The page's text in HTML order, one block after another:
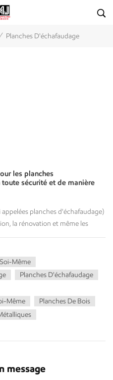
Planches D'échafaudage
les planches
sécurité et de manière
d'échafaudage, supports, visProcessus - Poncer et teindre les planches d'échafaudage. - Fixer les supports au mur. - Fixez les planches aux supports pour créer une étagère rustique. 2. Table basse en planches d'échafaudageMatériaux - 4 planches d'échafaudage, pieds en épingle à cheveux, colle à boisProcessus - Collez les planches ensemble par paires, côte à côte. - Poncer pour lisser et appliquer le vernis. - Fixez les pieds en métal pour un style industriel. 3. Terrasse de jardin en planches d'échafaudageMatériaux - Un certain nombre de planches d'échafaudage, de solives, de vis. Processus - Solives comme base. - Visser les planches sur les planches en laissant de petits espaces pour le drainage. - Traiter avec un produit de préservation du bois extérieur. 4. Établi en planches d'échafaudageMatériaux - 2 ou 3 planches d'échafaudage, 2 ou plusieurs chevalets ou un cadre métallique.Processus - Si vous utilisez des chevalets, fixez les planches d'échafaudage sur les chevalets pour créer un établi temporaire. - Fixez un étau ou des crochets pour suspendre les outils. Entretien et traitement des planches d'échafaudage Quel que soit le type de planches d'échafaudage que vous utilisez (bois, métal ou composite), un bon entretien est essentiel pour garantir sécurité, longévité et performance. Voici quelques conseils pour entretenir vos planches d'échafaudage. 1. Planches d'échafaudage en bois Considérations relatives à la maintenanceInspections régulières - recherchez :Fissures, fentes ou déformationsPourriture, moisissure ou dommages causés par les insectesNœuds lâches ou échardes NettoyageBalayer la saleté et les débris.Lavage à la main avec du savon doux + eau (ne pas utiliser de nettoyeur haute pression, cela pourrait endommager le bois). SéchageConservez-les dans un endroit sec et aéré, c'est indispensable pour éviter l'humidité. Traitement et protection� Huilage/Scellement (pour prolonger la durée de vie du bois)Une fois par an, appliquez de l'huile de lin ou un produit de préservation du bois.Ne peignez pas les planches de l'échafaudage. La peinture peut masquer les dommages structurels.� Fongicide et insectifugeUtilisez des solutions de borate pour les protéger de la pourriture et des termites.� Protection des bordsUtilisez des sangles métalliques pour renforcer les extrémités afin d'éviter les fissures. ⚠ Quand faut-il retirer les planches de bois ?-Lorsque les fissures sont plus profondes que ¼ de pouce.-Lorsqu'une flexion ou un affaissement se produit sous une charge légère. 2. Planches d'échafaudage en aluminium/acier Suggestions d'entretienInspectez les dommages – Recherchez :-Bosses, courbures et/ou corrosion-Rivets et/ou soudures desserrés Nettoyage-Essuyer avec un chiffon humide.-Utilisez une brosse métallique + un convertisseur de rouille pour éliminer la rouille. Lubrification-Utiliser un spray silicone sur les pièces mobiles (si elles sont réglables). Prévenir la rouille-Planches galvanisées ou revêtues de poudre - Meilleur choix pour une utilisation prolongée.-Peinture de retouche - Utilisez un émail antirouille sur les rayures. ⚠ Quand faut-il retirer les planches métalliques ?La corrosion affecte l’intégrité structurelle.Si un coude crée un profil concave ou convexe, cela affecte la planéité (risque de danger). 3. Planches composites/fibre de verreConseils d'entretienNettoyageLaver à l'eau et au savon + brosse douceN'UTILISEZ PAS DE PRODUITS CHIMIQUES AGRESSIFS (peuvent dégrader la résine) InspectionVérifiez le délaminage, les fissures et les dommages causés par les UV. Protection UVRevêtements ignifuges UV - aident à prolonger la durée de vie de vos planches dans les climats ensoleillés. Quand faut-il retirer les planches composites ?-Si des fissures ou des fentes profondes se développent.-Si la flexibilité commence à augmenter (c'est un signe que le matériau est peut-être fatigué). Conseils généraux de stockage- Conserver à plat - des déformations (bois) ou des courbures (métal) peuvent se produire.- Stocker hors du sol - de l'humidité/de la rouille peuvent se développer.-Couverture - utilisez des bâches pour le stockage extérieur. Rappels de sécurité-N'utilisez jamais de planches endommagées - Même de très petites fissures peuvent échouer lorsqu'elles sont chargées.-Suivez toujours les instructions du fabricant - limitations de poids et conditions d'utilisation.-Étiquetez vos planches - Gardez des notes sur les dates d'inspection, les réparations, etc. Conclusion Les planches d'échafaudage sont incroyablement polyvalentes pour les projets d'échafaudage DIY. Que vous recycliez de vieilles planches d'échafaudage ou construisiez une plateforme de travail robuste, privilégiez toujours la sécurité et un traitement approprié.Vous souhaitez acheter des marches d'échafaudage pour votre projet, vous pouvez contacter Bâtiment AJNous vous fournirons des devis et des s
Même
Planches D'échafaudage
Même
Planches De Bois
message